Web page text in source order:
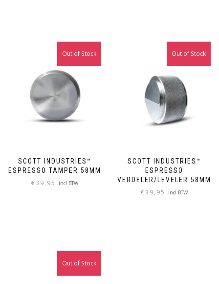
SCOTT INDUSTRIES™
ESPRESSO TAMPER 58MM
€39,95 .incl BTW
Out of Stock
LEES VERDER
SCOTT INDUSTRIES™
ESPRESSO
VERDELER/LEVELER 58MM
€39,95 .incl BTW
Out of Stock
Out of Stock